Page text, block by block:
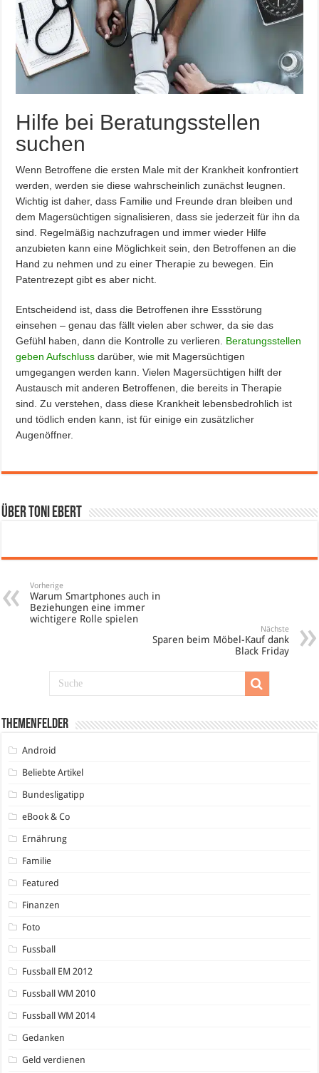
Hilfe bei Beratungsstellen
suchen
Wenn Betroffene die ersten Male mit der Krankheit konfrontiert
werden, werden sie diese wahrscheinlich zunächst leugnen.
Wichtig ist daher, dass Familie und Freunde dran bleiben und
dem Magersüchtigen signalisieren, dass sie jederzeit für ihn da
sind. Regelmäßig nachzufragen und immer wieder Hilfe
anzubieten kann eine Möglichkeit sein, den Betroffenen an die
Hand zu nehmen und zu einer Therapie zu bewegen. Ein
Patentrezept gibt es aber nicht.
Entscheidend ist, dass die Betroffenen ihre Essstörung
einsehen – genau das fällt vielen aber schwer, da sie das
Gefühl haben, dann die Kontrolle zu verlieren. Beratungsstellen
geben Aufschluss darüber, wie mit Magersüchtigen
umgegangen werden kann. Vielen Magersüchtigen hilft der
Austausch mit anderen Betroffenen, die bereits in Therapie
sind. Zu verstehen, dass diese Krankheit lebensbedrohlich ist
und tödlich enden kann, ist für einige ein zusätzlicher
Augenöffner.
Über Toni Ebert
Vorherige
Warum Smartphones auch in
Beziehungen eine immer
wichtigere Rolle spielen
Nächste
Sparen beim Möbel-Kauf dank
Black Friday
Themenfelder
Android
Beliebte Artikel
Bundesligatipp
eBook & Co
Ernährung
Familie
Featured
Finanzen
Foto
Fussball
Fussball EM 2012
Fussball WM 2010
Fussball WM 2014
Gedanken
Geld verdienen